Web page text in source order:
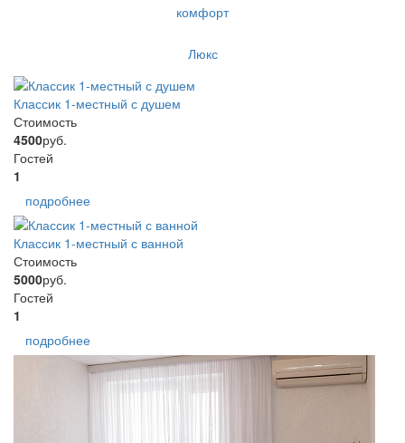
комфорт
Люкс
Классик 1-местный с душем
Стоимость
4500руб.
Гостей
1
подробнее
Классик 1-местный с ванной
Стоимость
5000руб.
Гостей
1
подробнее